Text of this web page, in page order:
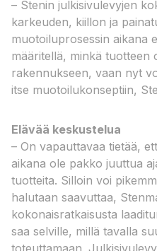
– Stenin julkisivulevyjen
karkeuden, kiillon ja
muotoiluprosessin aikana
määritellä, minkä tuotteen
rakennukseen, vaan nyt
itse muotoilukonseptiin,
Elävää keskustelua
– On vapauttavaa tietää,
aikana ole pakko juuttua
tuotteita. Silloin voi
halutaan saavuttaa,
kokonaisratkaisusta
saa selville, millä tavalla